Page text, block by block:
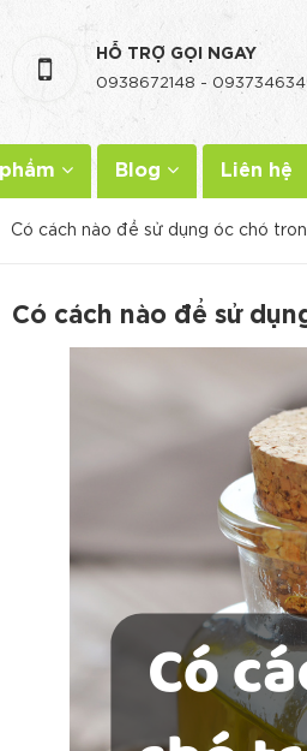
HỖ TRỢ GỌI NGAY
0938672148 -
Blog Liên hệ
Có cách nào để sử dụng óc chó
Có cách nào để sử